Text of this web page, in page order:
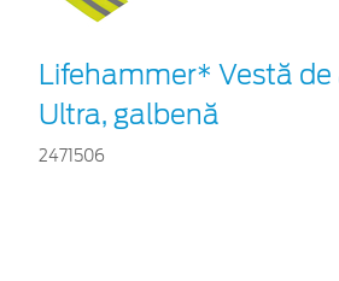
Lifehammer* Vestă de
Ultra, galbenă
2471506